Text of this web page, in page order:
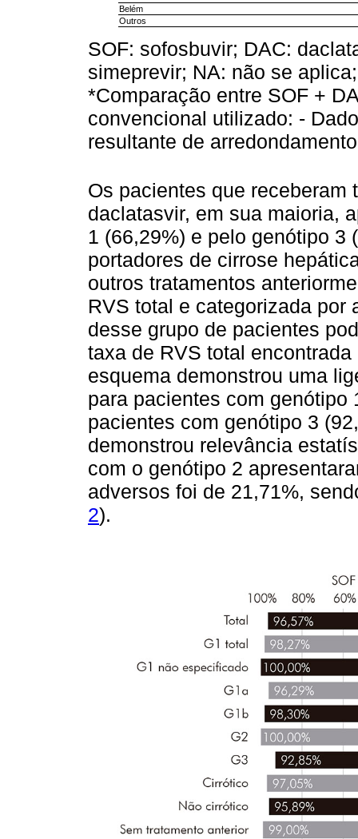
Belém
Outros
SOF: sofosbuvir; DAC:
simeprevir; NA: não se
*Comparação entre SOF +
convencional utilizado: -
resultante de
Os pacientes que receberam
daclatasvir, em sua maioria,
1 (66,29%) e pelo genótipo 3
portadores de cirrose
outros tratamentos
RVS total e categorizada
desse grupo de pacientes
taxa de RVS total
esquema demonstrou uma
para pacientes com genótipo
pacientes com genótipo 3
demonstrou relevância
com o genótipo 2
adversos foi de 21,71%,
2).